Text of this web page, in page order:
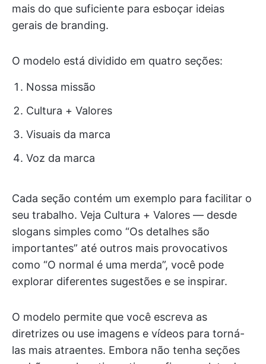
mais do que suficiente para esboçar ideias
gerais de branding.
O modelo está dividido em quatro seções:
Nossa missão
Cultura + Valores
Visuais da marca
Voz da marca
Cada seção contém um exemplo para facilitar o
seu trabalho. Veja Cultura + Valores — desde
slogans simples como “Os detalhes são
importantes” até outros mais provocativos
como “O normal é uma merda”, você pode
explorar diferentes sugestões e se inspirar.
O modelo permite que você escreva as
diretrizes ou use imagens e vídeos para torná-
las mais atraentes. Embora não tenha seções